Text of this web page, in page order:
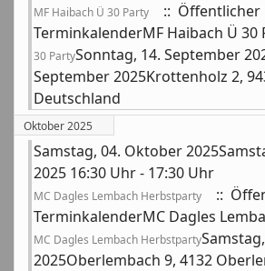
MF Haibach Ü 30 Party
:: Öffentlicher
TerminkalenderMF Haibach Ü 30
30 PartySonntag, 14. September
September 2025Krottenholz 2,
Deutschland
Oktober 2025
Samstag, 04. Oktober
2025 16:30 Uhr - 17:30 Uhr
MC Dagles Lembach Herbstparty
::
TerminkalenderMC Dagles
MC Dagles Lembach Herbstparty
2025Oberlembach 9, 4132